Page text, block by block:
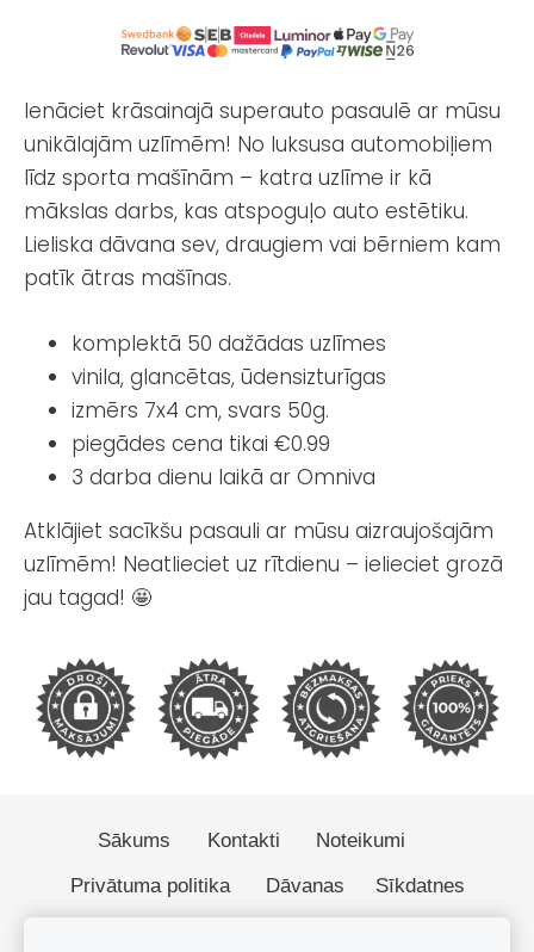
Ienāciet krāsainajā superauto pasaulē ar mūsu
unikālajām uzlīmēm! No luksusa automobiļiem
līdz sporta mašīnām – katra uzlīme ir kā
mākslas darbs, kas atspoguļo auto estētiku.
Lieliska dāvana sev, draugiem vai bērniem kam
patīk ātras mašīnas.
komplektā 50 dažādas uzlīmes
vinila, glancētas, ūdensizturīgas
izmērs 7x4 cm, svars 50g.
piegādes cena tikai €0.99
3 darba dienu laikā ar Omniva
Atklājiet sacīkšu pasauli ar mūsu aizraujošajām
uzlīmēm! Neatlieciet uz rītdienu – ielieciet grozā
jau tagad! 🤩
Sākums Kontakti
Noteikumi
Privātuma politika
Dāvanas Sīkdatnes